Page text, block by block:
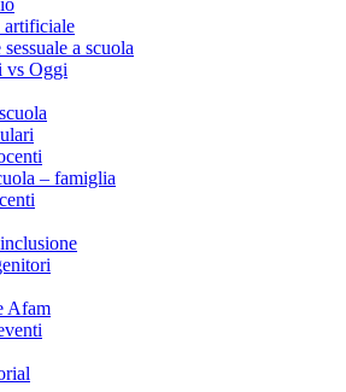
artificiale
a scuola
vs Oggi
– famiglia
Afam